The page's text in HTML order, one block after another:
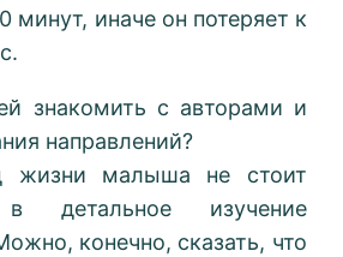
минут, иначе он потеряет к
знакомить с авторами и
направлений?
жизни малыша не стоит
в детальное изучение
конечно, сказать, что